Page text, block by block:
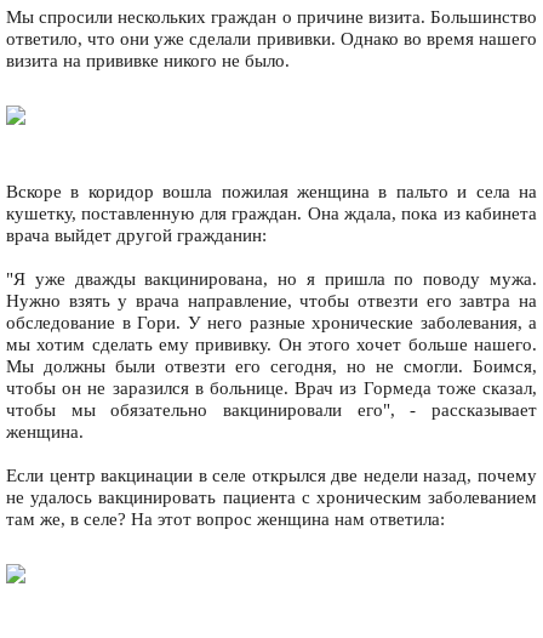
Мы спросили нескольких граждан о причине визита. Большинство
ответило, что они уже сделали прививки. Однако во время нашего
визита на прививке никого не было.
Вскоре в коридор вошла пожилая женщина в пальто и села на
кушетку, поставленную для граждан. Она ждала, пока из кабинета
врача выйдет другой гражданин:
"Я уже дважды вакцинирована, но я пришла по поводу мужа.
Нужно взять у врача направление, чтобы отвезти его завтра на
обследование в Гори. У него разные хронические заболевания, а
мы хотим сделать ему прививку. Он этого хочет больше нашего.
Мы должны были отвезти его сегодня, но не смогли. Боимся,
чтобы он не заразился в больнице. Врач из Гормеда тоже сказал,
чтобы мы обязательно вакцинировали его", - рассказывает
женщина.
Если центр вакцинации в селе открылся две недели назад, почему
не удалось вакцинировать пациента с хроническим заболеванием
там же, в селе? На этот вопрос женщина нам ответила: